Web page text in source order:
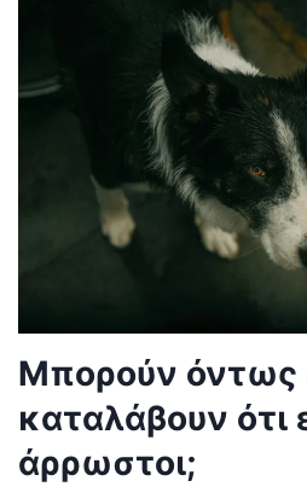
Μπορούν όντως
καταλάβουν ότι
άρρωστοι;